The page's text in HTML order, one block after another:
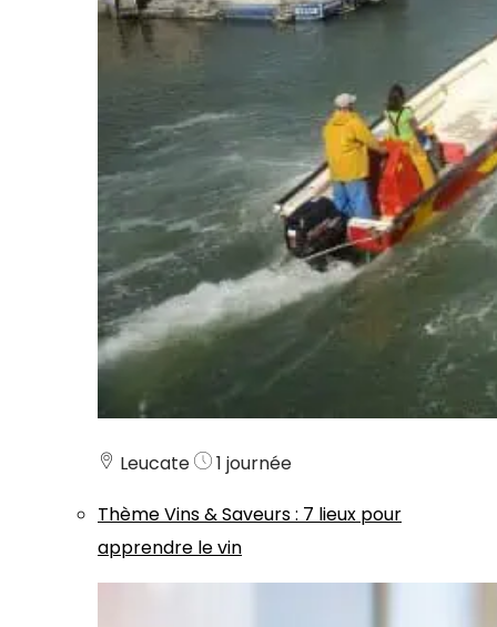
Leucate
1 journée
ThèmeVins & Saveurs: 7 lieux pour
apprendre le vin